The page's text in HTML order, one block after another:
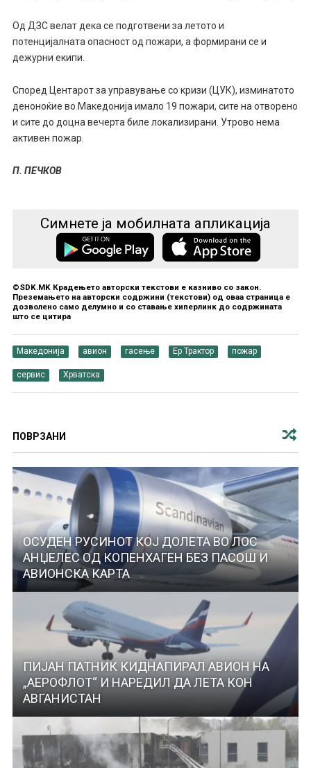
Од ДЗС велат дека се подготвени за летото и
потенцијалната опасност од пожари, а формирани се и
дежурни екипи.
Според Центарот за управување со кризи (ЦУК), изминатото
деноноќие во Македонија имало 19 пожари, сите на отворено
и сите до доцна вечерта биле локализирани. Утрово нема
активен пожар.
П. ПЕЧКОВ
Симнете ја мобилната апликација
©SDK.MK Крадењето авторски текстови е казниво со закон.
Преземањето на авторски содржини (текстови) од оваа страница е
дозволено само делумно и со ставање хиперлинк до содржината
што се цитира
Македонија авион гасење Ер Трактор пожар
сервис Хрватска
ПОВРЗАНИ
ОСУДЕН РУСИНОТ КОЈ ДОЛЕТА ВО ЛОС
АНЏЕЛЕС ОД КОПЕНХАГЕН БЕЗ ПАСОШ И
АВИОНСКА КАРТА
ПИЈАН ПАТНИК КИДНАПИРАЛ АВИОН НА
„АЕРОФЛОТ“ И НАРЕДИЛ ДА ЛЕТА КОН
АВГАНИСТАН